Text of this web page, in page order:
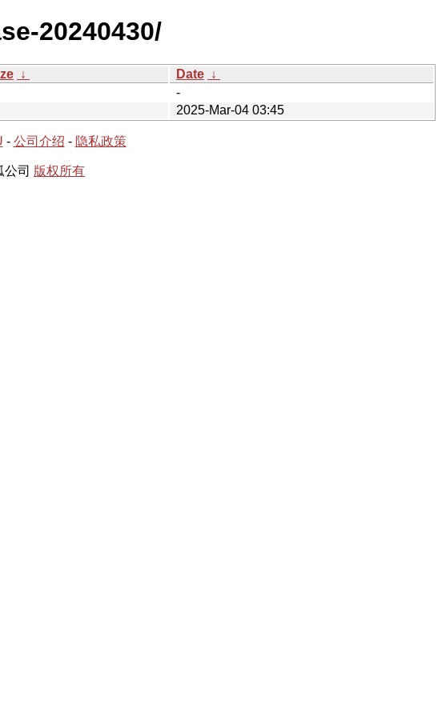
20240430/
↓ Date ↓
-
2025-Mar-04 03:45
- 公司介绍 - 隐私政策
司 版权所有